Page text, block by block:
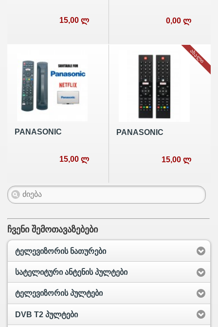
15,00 ლ 0,00 ლ
PANASONIC
15,00 ლ
PANASONIC
15,00 ლ
ᲐᲮᲐᲚᲘ
ჩვენი შემოთავაზებები
ტელევიზორის ნათურები
სატელიტური ანტენის პულტები
ტელევიზორის პულტები
DVB T2 პულტები